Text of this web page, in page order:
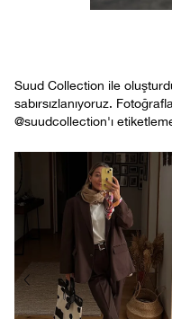
Suud Collection ile
sabırsızlanıyoruz.
@suudcollection'ı